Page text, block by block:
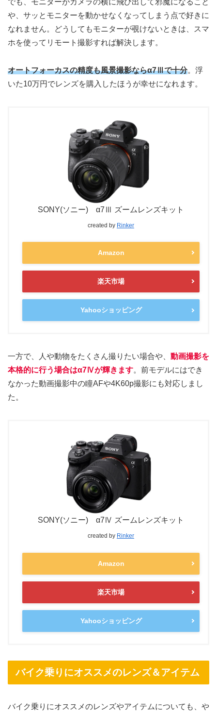
や、サッとモニターを動かせなくなってしまう点で好きに
なれません。どうしてもモニターが覗けないときは、スマ
ホを使ってリモート撮影すれば解決します。
オートフォーカスの精度も風景撮影ならα7Ⅲで十分。浮
いた10万円でレンズを購入したほうが幸せになれます。
SONY(ソニー) α7Ⅲ ズームレンズキット
created by Rinker
Amazon
楽天市場
Yahooショッピング
一方で、人や動物をたくさん撮りたい場合や、 動画撮影を
本格的に行う場合はα7Ⅳが輝きます。前モデルにはでき
なかった動画撮影中の瞳AFや4K60p撮影にも対応しまし
た。
SONY(ソニー) α7Ⅳ ズームレンズキット
created by Rinker
Amazon
楽天市場
Yahooショッピング
バイク乗りにオススメのレンズ＆アイテム
バイク乗りにオススメのレンズやアイテムについても、や